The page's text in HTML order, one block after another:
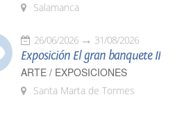
Salamanca
26/06/2026 31/08/2026
Exposición El gran banquete II
ARTE / EXPOSICIONES
Santa Marta de Tormes